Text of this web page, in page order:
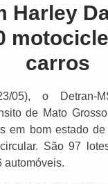
Harley
carros
05), o Detran-
de Mato
em bom estado
São 97
automóveis.